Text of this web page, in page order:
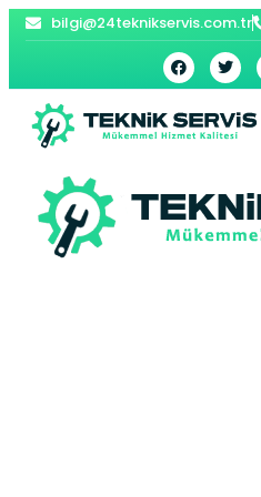
bilgi@24teknikservis.com.tr